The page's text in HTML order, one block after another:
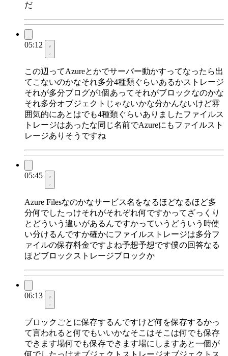
だ
05:12
この辺ってAzureとかでサーバー動かすってなったら出
てこないのかなそれ多分4種類ぐらいあるかストレージ
それが多分ブログが1個あってそれがブロックなのかな
それ多分オブジェクトじゃないかな分かんないけど雰
囲気的にあとはでも4種類ぐらいありましたファイルス
トレージはあったな同じ名前でAzureにもファイルスト
レージありそうですね
05:45
Azure Filesなのかなサービス名をなるほどなるほど多
分何でしたっけそれがそれぞれ何ですかってざっくり
とどういう違いがあるんですかっていうどういう時使
い分けるんですか確かにファイルストレージは多分フ
ァイルの保存料金ですよね予想予想です僕の回答なる
ほどブロックストレージブロックか
06:13
ブロックごとに保存するんですけど何を保存するかっ
て言われると何でもいいかなそこはそこは何でも保存
できます場何でも保存できます場にしますあと一個が